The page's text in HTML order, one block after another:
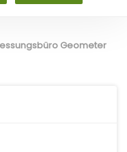
Geometer